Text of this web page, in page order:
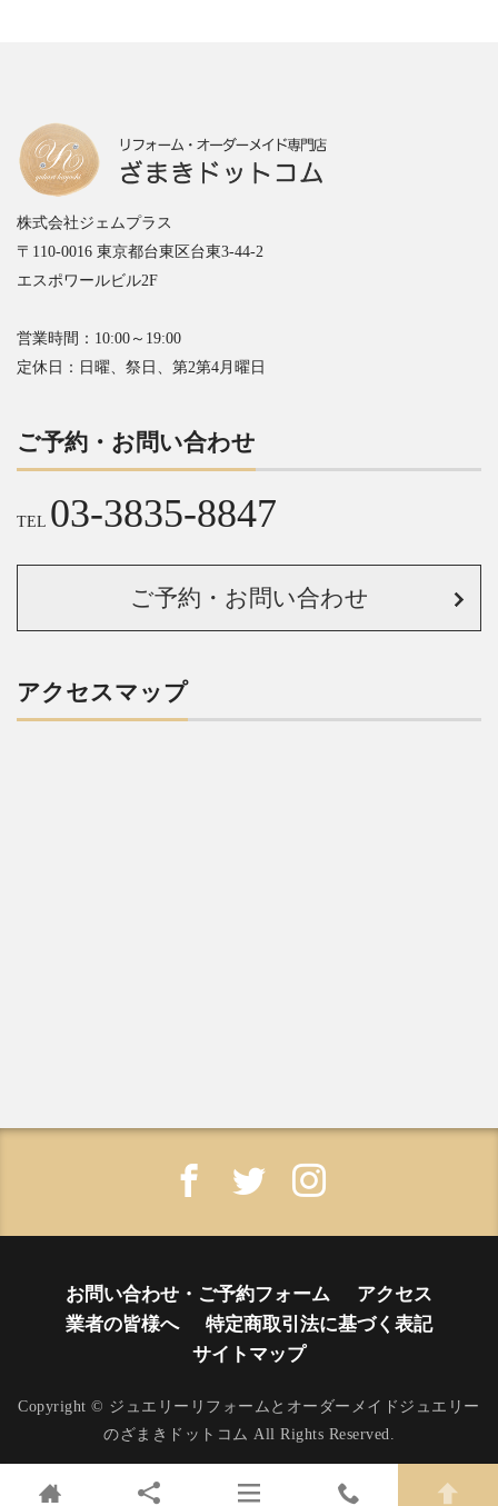
株式会社ジェムプラス
〒110-0016 東京都台東区台東3-44-2
エスポワールビル2F
営業時間：10:00～19:00
定休日：日曜、祭日、第2第4月曜日
ご予約・お問い合わせ
TEL 03-3835-8847
ご予約・お問い合わせ
アクセスマップ
お問い合わせ・ご予約フォーム
アクセス
業者の皆様へ
特定商取引法に基づく表記
サイトマップ
Copyright © ジュエリーリフォームとオーダーメイドジュエリー
のざまきドットコム All Rights Reserved.